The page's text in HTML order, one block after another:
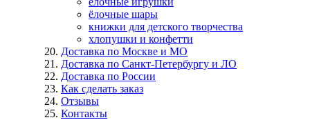
ёлочные шары
книжки для детского творчества
хлопушки и конфетти
Доставка по Москве и МО
Доставка по Санкт-Петербургу и ЛО
Доставка по России
Как сделать заказ
Отзывы
Контакты